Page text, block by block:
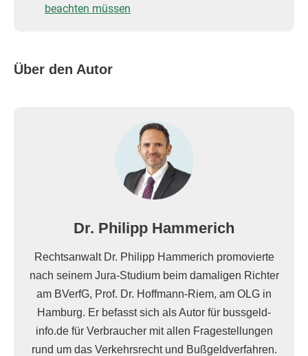
beachten müssen
Über den Autor
Dr. Philipp Hammerich
Rechtsanwalt Dr. Philipp Hammerich promovierte
nach seinem Jura-Studium beim damaligen Richter
am BVerfG, Prof. Dr. Hoffmann-Riem, am OLG in
Hamburg. Er befasst sich als Autor für bussgeld-
info.de für Verbraucher mit allen Fragestellungen
rund um das Verkehrsrecht und Bußgeldverfahren.